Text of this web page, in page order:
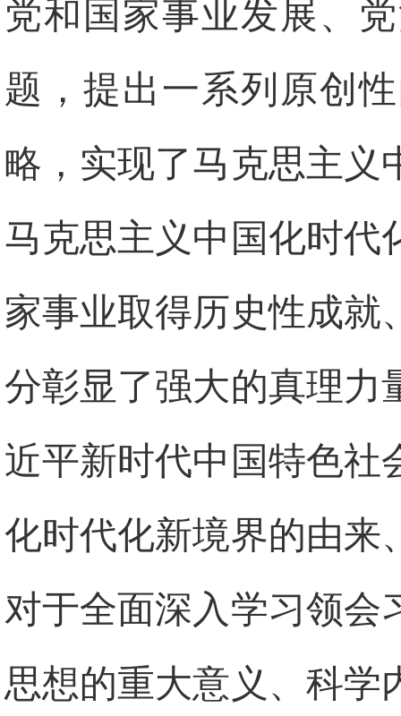
党和国家事业发展、
题，提出一系列原创
略，实现了马克思主义
马克思主义中国化时代
家事业取得历史性成就
分彰显了强大的真理力
近平新时代中国特色社
化时代化新境界的由来
对于全面深入学习领会
思想的重大意义、科学